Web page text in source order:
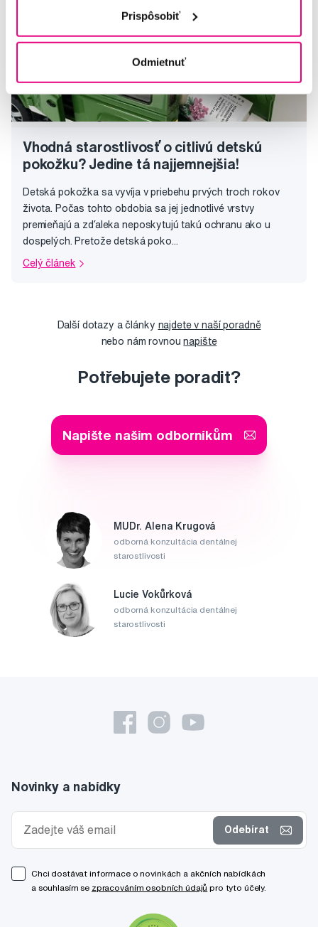
Prispôsobiť
Odmietnuť
Vhodná starostlivosť o citlivú detskú
pokožku? Jedine tá najjemnejšia!
Detská pokožka sa vyvíja v priebehu prvých troch rokov
života. Počas tohto obdobia sa jej jednotlivé vrstvy
premieňajú a zďaleka neposkytujú takú ochranu ako u
dospelých. Pretože detská poko...
Celý článek
Další dotazy a články najdete v naší poradně
nebo nám rovnounapište
Potřebujete poradit?
Napište našim odborníkům
MUDr. Alena Krugová
odborná konzultácia dentálnej
starostlivosti
Lucie Vokůrková
odborná konzultácia dentálnej
starostlivosti
Novinky a nabídky
Odebírat
Chci dostávat informace o novinkách a akčních nabídkách
a souhlasím se zpracováním osobních údajů pro tyto účely.